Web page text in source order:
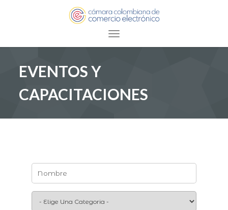
Toggle navigation
EVENTOS Y
CAPACITACIONES